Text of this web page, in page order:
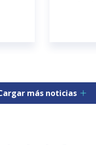
más noticias